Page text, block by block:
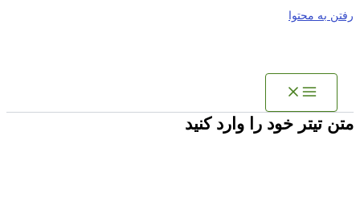
رفتن به محتوا
متن تیتر خود را وارد کنید